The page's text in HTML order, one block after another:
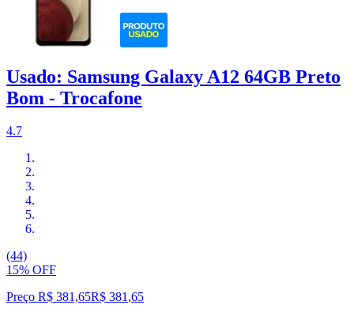
Usado: Samsung Galaxy A12 64GB Preto
Bom - Trocafone
4.7
(44)
15% OFF
Preço R$ 381,65R$ 381,65